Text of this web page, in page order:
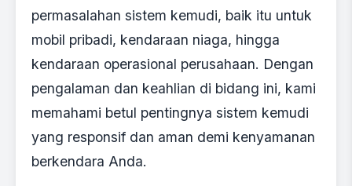
permasalahan sistem kemudi, baik itu untuk
mobil pribadi, kendaraan niaga, hingga
kendaraan operasional perusahaan. Dengan
pengalaman dan keahlian di bidang ini, kami
memahami betul pentingnya sistem kemudi
yang responsif dan aman demi kenyamanan
berkendara Anda.